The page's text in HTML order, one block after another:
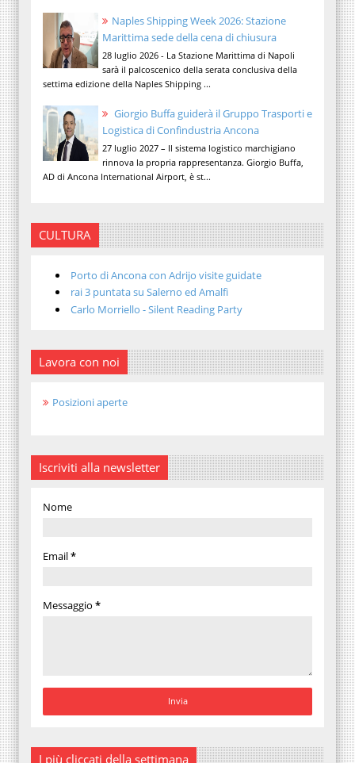
Naples Shipping Week 2026: Stazione
Marittima sede della cena di chiusura
28 luglio 2026 - La Stazione Marittima di Napoli
sarà il palcoscenico della serata conclusiva della
settima edizione della Naples Shipping ...
Giorgio Buffa guiderà il Gruppo Trasporti e
Logistica di Confindustria Ancona
27 luglio 2027 – Il sistema logistico marchigiano
rinnova la propria rappresentanza. Giorgio Buffa,
AD di Ancona International Airport, è st...
CULTURA
Porto di Ancona con Adrijo visite guidate
rai 3 puntata su Salerno ed Amalfi
Carlo Morriello - Silent Reading Party
Lavora con noi
Posizioni aperte
Iscriviti alla newsletter
Nome
Email*
Messaggio *
I più cliccati della settimana